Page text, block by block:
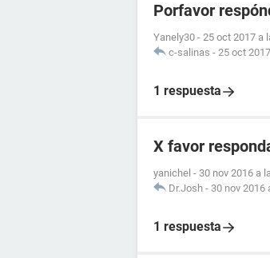
Porfavor
Yanely30 - 25 oct 2017 a
c-salinas - 25 oct
1 respuesta
X favor
yanichel - 30 nov 2016 a
Dr.Josh - 30 nov 2016
1 respuesta